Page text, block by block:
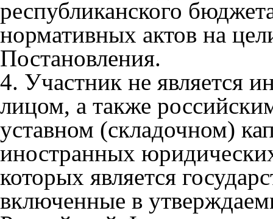
республиканского
нормативных актов на
Постановления.
4. Участник не является
лицом, а также
уставном (складочном)
иностранных
которых является
включенные в